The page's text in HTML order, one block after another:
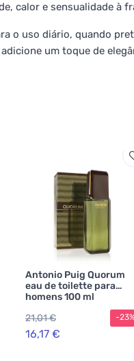
calor e sensualidade à
o uso diário, quando
um toque de
Antonio Puig Quorum
eau de toilette para
homens 100 ml
21,01 €
16,17 €
-